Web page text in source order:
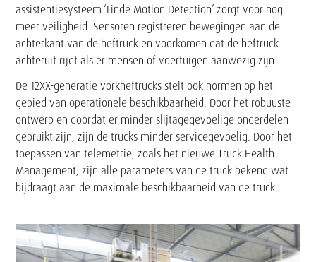
assistentiesysteem ‘Linde Motion Detection’ zorgt voor nog
meer veiligheid. Sensoren registreren bewegingen aan de
achterkant van de heftruck en voorkomen dat de heftruck
achteruit rijdt als er mensen of voertuigen aanwezig zijn.
De 12XX-generatie vorkheftrucks stelt ook normen op het
gebied van operationele beschikbaarheid. Door het robuuste
ontwerp en doordat er minder slijtagegevoelige onderdelen
gebruikt zijn, zijn de trucks minder servicegevoelig. Door het
toepassen van telemetrie, zoals het nieuwe Truck Health
Management, zijn alle parameters van de truck bekend wat
bijdraagt aan de maximale beschikbaarheid van de truck.